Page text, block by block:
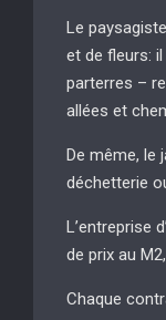
Le
et de fleurs:
parterres –
allées et
De même, le
déchetterie
L’entreprise
de prix au
Chaque